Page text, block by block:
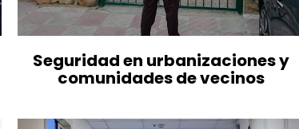
Seguridad en urbanizaciones y
comunidades de vecinos